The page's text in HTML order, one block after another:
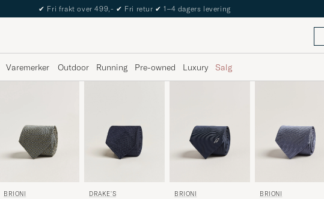
The Care of Carl Passport
Varemerker Outdoor Running Pre-owned Luxury Salg
BRIONI
DRAKE'S
BRIONI
BRIONI